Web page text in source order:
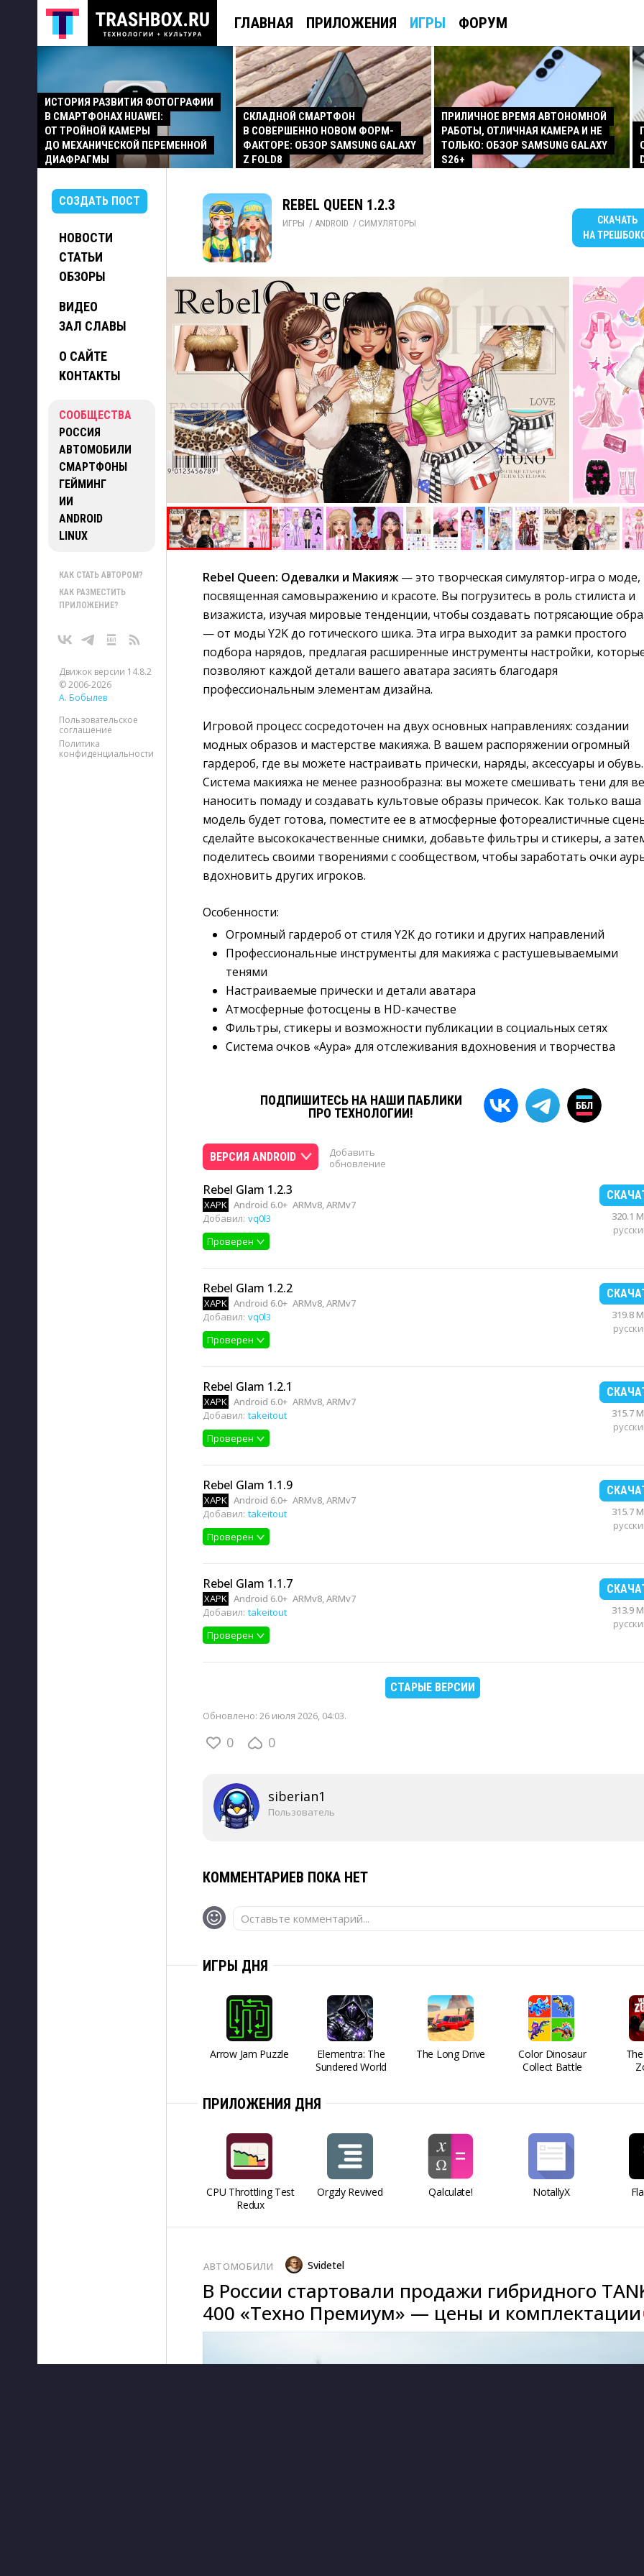
ГЛАВНАЯ ПРИЛОЖЕНИЯ ИГРЫ ФОРУМ
ИСТОРИЯ РАЗВИТИЯ ФОТОГРАФИИ
В СМАРТФОНАХ HUAWEI:
ОТ ТРОЙНОЙ КАМЕРЫ
ДО МЕХАНИЧЕСКОЙ ПЕРЕМЕННОЙ
ДИАФРАГМЫ
СКЛАДНОЙ СМАРТФОН
В СОВЕРШЕННО НОВОМ ФОРМ-
ФАКТОРЕ: ОБЗОР SAMSUNG GALAXY
Z FOLD8
ПРИЛИЧНОЕ ВРЕМЯ АВТОНОМНОЙ
РАБОТЫ, ОТЛИЧНАЯ КАМЕРА И НЕ
ТОЛЬКО: ОБЗОР SAMSUNG GALAXY
S26+
СОЗДАТЬ ПОСТ
НОВОСТИ
СТАТЬИ
ОБЗОРЫ
ВИДЕО
ЗАЛ СЛАВЫ
О САЙТЕ
КОНТАКТЫ
СООБЩЕСТВА
РОССИЯ
АВТОМОБИЛИ
СМАРТФОНЫ
ГЕЙМИНГ
ИИ
ANDROID
LINUX
КАК СТАТЬ АВТОРОМ?
КАК РАЗМЕСТИТЬ
ПРИЛОЖЕНИЕ?
Движок версии 14.8.2
© 2006-2026
А. Бобылев
Пользовательское
соглашение
Политика
конфиденциальности
REBEL QUEEN 1.2.3
ИГРЫ / ANDROID / СИМУЛЯТОРЫ
СКАЧАТЬ
НА
Rebel Queen: Одевалки и Макияж— это творческая симулятор-игра о моде,
посвященная самовыражению и красоте. Вы погрузитесь в роль стилиста и
визажиста, изучая мировые тенденции, чтобы создавать потрясающие
— от моды Y2K до готического шика. Эта игра выходит за рамки простого
подбора нарядов, предлагая расширенные инструменты настройки,
позволяют каждой детали вашего аватара засиять благодаря
профессиональным элементам дизайна.
Игровой процесс сосредоточен на двух основных направлениях: создании
модных образов и мастерстве макияжа. В вашем распоряжении огромный
гардероб, где вы можете настраивать прически, наряды, аксессуары и обувь.
Система макияжа не менее разнообразна: вы можете смешивать тени для
наносить помаду и создавать культовые образы причесок. Как только ваша
модель будет готова, поместите ее в атмосферные фотореалистичные
сделайте высококачественные снимки, добавьте фильтры и стикеры, а
поделитесь своими творениями с сообществом, чтобы заработать очки
вдохновить других игроков.
Особенности:
Огромный гардероб от стиля Y2K до готики и других направлений
Профессиональные инструменты для макияжа с растушевываемыми
тенями
Настраиваемые прически и детали аватара
Атмосферные фотосцены в HD-качестве
Фильтры, стикеры и возможности публикации в социальных сетях
Система очков «Аура» для отслеживания вдохновения и творчества
ПОДПИШИТЕСЬ НА НАШИ ПАБЛИКИ
ПРО ТЕХНОЛОГИИ!
ВЕРСИЯ ANDROID
Добавить
обновление
Rebel Glam 1.2.3
XAPK Android 6.0+ ARMv8, ARMv7
Добавил: vq0l3
Проверен
320.1
Rebel Glam 1.2.2
XAPK Android 6.0+ ARMv8, ARMv7
Добавил: vq0l3
Проверен
319.8
Rebel Glam 1.2.1
XAPK Android 6.0+ ARMv8, ARMv7
Добавил: takeitout
Проверен
315.7
Rebel Glam 1.1.9
XAPK Android 6.0+ ARMv8, ARMv7
Добавил: takeitout
Проверен
315.7
Rebel Glam 1.1.7
XAPK Android 6.0+ ARMv8, ARMv7
Добавил: takeitout
Проверен
313.9
СТАРЫЕ ВЕРСИИ
Обновлено: 26 июля 2026, 04:03.
0 0
siberian1
Пользователь
КОММЕНТАРИЕВ ПОКА НЕТ
Оставьте комментарий...
ИГРЫ ДНЯ
Arrow Jam Puzzle
Elementra: The
Sundered World
The Long Drive
Color Dinosaur
Collect Battle
ПРИЛОЖЕНИЯ ДНЯ
CPU Throttling Test
Redux
Orgzly Revived Qalculate! NotallyX
АВТОМОБИЛИ Svidetel
В России стартовали продажи гибридного
400 «Техно Премиум» — цены и комплектации